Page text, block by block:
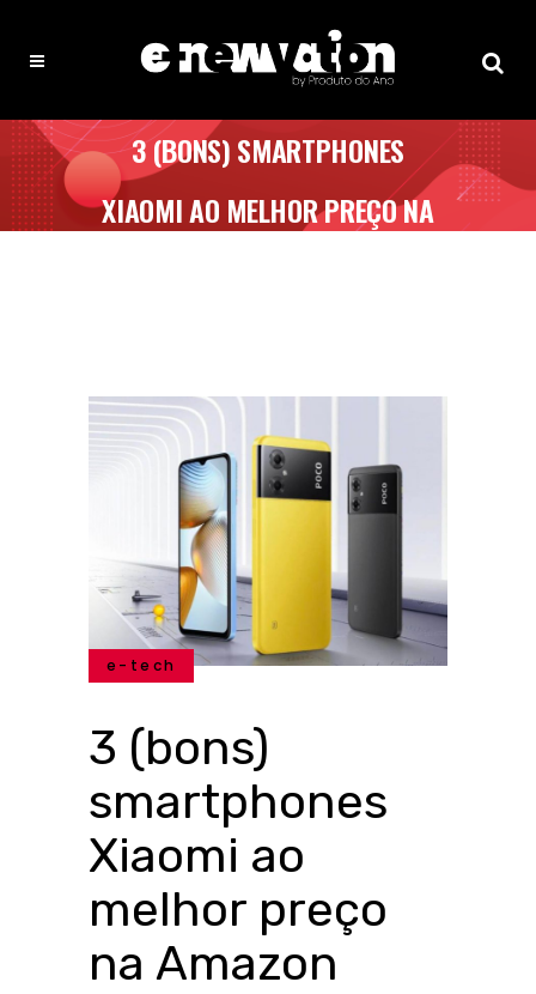
3 (BONS) SMARTPHONES
XIAOMI AO MELHOR PREÇO NA
e-tech
3 (bons)
smartphones
Xiaomi ao
melhor preço
na Amazon